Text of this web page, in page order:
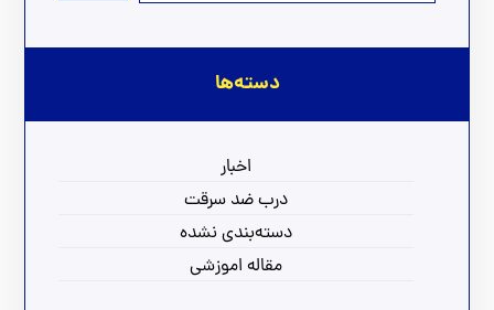
دسته‌ها
اخبار
درب ضد سرقت
دسته‌بندی نشده
مقاله اموزشی